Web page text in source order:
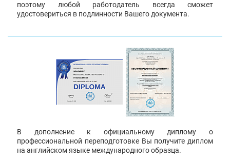
поэтому любой работодатель всегда сможет
удостовериться в подлинности Вашего документа.
В дополнение к официальному диплому о
профессиональной переподготовке Вы получите диплом
на английском языке международного образца.